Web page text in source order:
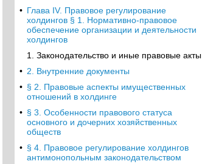
• Глава IV. Правовое регулирование
холдингов § 1. Нормативно-правовое
обеспечение организации и деятельности
холдингов
1. Законодательство и иные правовые акты
• 2. Внутренние документы
• § 2. Правовые аспекты имущественных
отношений в холдинге
• § 3. Особенности правового статуса
основного и дочерних хозяйственных
обществ
• § 4. Правовое регулирование холдингов
антимонопольным законодательством